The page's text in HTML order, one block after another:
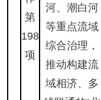
第
198
项
河、潮白河
等重点流域
综合治理，
推动构建流
域相济、多